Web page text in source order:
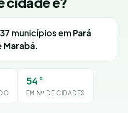
37 municípios em Pará
Marabá.
54º
EM Nº DE CIDADES